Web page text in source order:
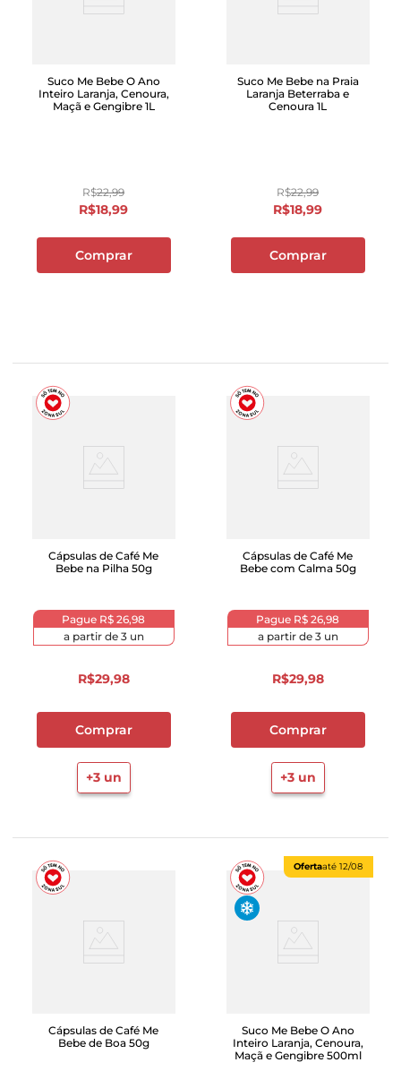
Suco Me Bebe O Ano
Inteiro Laranja, Cenoura,
Maçã e Gengibre 1L
R$22,99
R$18,99
Comprar
Suco Me Bebe na Praia
Laranja Beterraba e
Cenoura 1L
R$22,99
R$18,99
Comprar
Cápsulas de Café Me
Bebe na Pilha 50g
Pague R$ 26,98
a partir de 3un
R$29,98
Comprar
+3un
Cápsulas de Café Me
Bebe com Calma 50g
Pague R$ 26,98
a partir de 3un
R$29,98
Comprar
+3un
Cápsulas de Café Me
Bebe de Boa 50g
Ofertaaté 12/08
Suco Me Bebe O Ano
Inteiro Laranja, Cenoura,
Maçã e Gengibre 500ml